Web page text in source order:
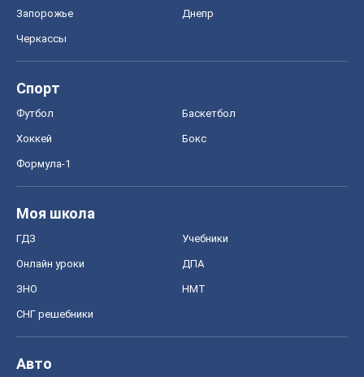
Запорожье Днепр
Черкассы
Спорт
Футбол Баскетбол
Хоккей Бокс
Формула-1
Моя школа
ГДЗ Учебники
Онлайн уроки ДПА
ЗНО НМТ
СНГ решебники
Авто